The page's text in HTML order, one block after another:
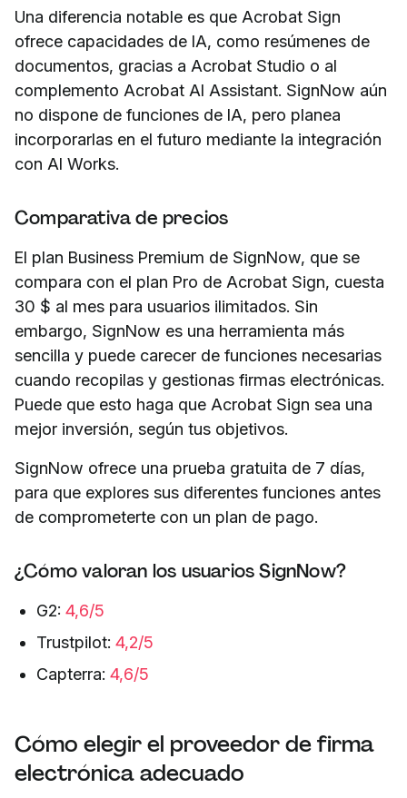
Una diferencia notable es que Acrobat Sign
ofrece capacidades de IA, como resúmenes de
documentos, gracias a Acrobat Studio o al
complemento Acrobat AI Assistant. SignNow aún
no dispone de funciones de IA, pero planea
incorporarlas en el futuro mediante la integración
con AI Works.
Comparativa de precios
El plan Business Premium de SignNow, que se
compara con el plan Pro de Acrobat Sign, cuesta
30 $ al mes para usuarios ilimitados. Sin
embargo, SignNow es una herramienta más
sencilla y puede carecer de funciones necesarias
cuando recopilas y gestionas firmas electrónicas.
Puede que esto haga que Acrobat Sign sea una
mejor inversión, según tus objetivos.
SignNow ofrece una prueba gratuita de 7 días,
para que explores sus diferentes funciones antes
de comprometerte con un plan de pago.
¿Cómo valoran los usuarios SignNow?
G2: 4,6/5
Trustpilot: 4,2/5
Capterra: 4,6/5
Cómo elegir el proveedor de firma
electrónica adecuado